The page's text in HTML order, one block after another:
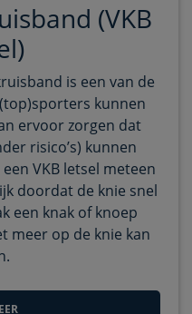
(VKB
is een van de
kunnen
ervoor zorgen dat
risico’s) kunnen
VKB letsel meteen
doordat de knie snel
een knak of knoep
meer op de knie kan